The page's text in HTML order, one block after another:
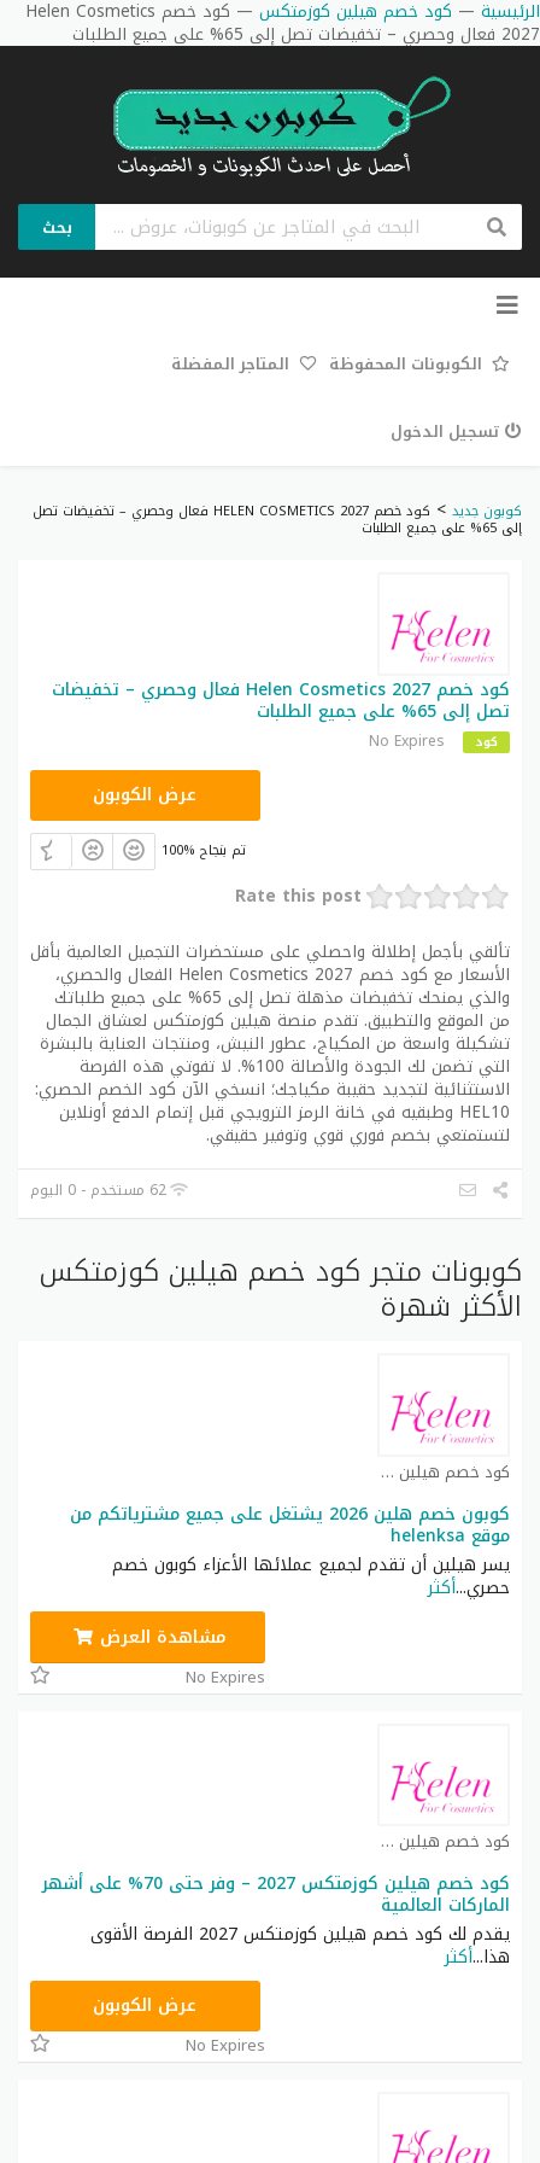
الرئيسية — كود خصم هيلين كوزمتكس — كود خصم Helen Cosmetics
2027 فعال وحصري – تخفيضات تصل إلى 65% على جميع الطلبات
بحث
تخطي
الكوبونات المحفوظة المتاجر المفضلة
تسجيل الدخول
كوبون جديد > كود خصم HELEN COSMETICS 2027 فعال وحصري – تخفيضات تصل
إلى 65% على جميع الطلبات
كود خصم Helen Cosmetics 2027 فعال وحصري – تخفيضات
تصل إلى 65% على جميع الطلبات
كود No Expires
HEL10عرض الكوبون
100% تم بنجاح
Rate this post
تألقي بأجمل إطلالة واحصلي على مستحضرات التجميل العالمية بأقل
الأسعار مع كود خصم Helen Cosmetics 2027 الفعال والحصري،
والذي يمنحك تخفيضات مذهلة تصل إلى 65% على جميع طلباتك
من الموقع والتطبيق. تقدم منصة هيلين كوزمتكس لعشاق الجمال
تشكيلة واسعة من المكياج، عطور النيش، ومنتجات العناية بالبشرة
التي تضمن لك الجودة والأصالة 100%. لا تفوتي هذه الفرصة
الاستثنائية لتجديد حقيبة مكياجك؛ انسخي الآن كود الخصم الحصري:
HEL10 وطبقيه في خانة الرمز الترويجي قبل إتمام الدفع أونلاين
لتستمتعي بخصم فوري قوي وتوفير حقيقي.
62 مستخدم - 0 اليوم
كوبونات متجر كود خصم هيلين كوزمتكس
الأكثر شهرة
كود خصم هيلين كوزمتكس كوبون
كوبون خصم هلين 2026 يشتغل على جميع مشترياتكم من
موقع helenksa
يسر هيلين أن تقدم لجميع عملائها الأعزاء كوبون خصم
حصري...أكثر
مشاهدة العرض
No Expires
كود خصم هيلين كوزمتكس كوبون
كود خصم هيلين كوزمتكس 2027 – وفر حتى 70% على أشهر
الماركات العالمية
يقدم لك كود خصم هيلين كوزمتكس 2027 الفرصة الأقوى
هذا...أكثر
HEL10عرض الكوبون
No Expires